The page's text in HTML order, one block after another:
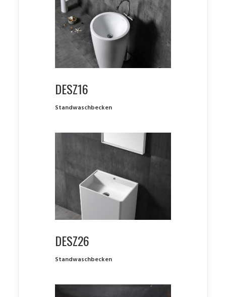
DESZ16
Standwaschbecken
DESZ26
Standwaschbecken